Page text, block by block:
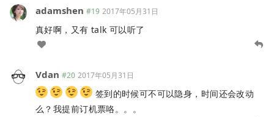
adamshen #19 2017年05月31日
真好啊，又有 talk 可以听了
Vdan #20 2017年05月31日
签到的时候可不可以隐身，时间还会改动
么？我提前订机票咯。。。